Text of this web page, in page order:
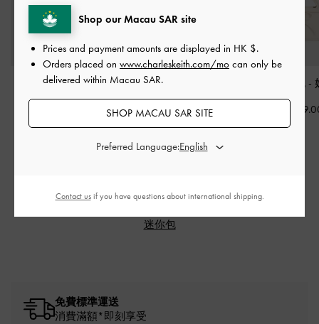
Reese 腋下包- 淡粉色 Noane 肩背包
HK$569.00
Reese 短銀包 -
紫色 包款
迷你包
免費標準運送
消費滿額*即刻享受
Shop our Macau SAR site
Prices and payment amounts are displayed in HK $.
Orders placed on www.charleskeith.com/mo can only be
delivered within Macau SAR.
SHOP MACAU SAR SITE
Preferred Language:
Contact usif you have questions about international shipping.